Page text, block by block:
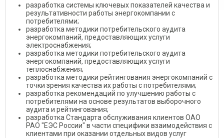
разработка системы ключевых показателей качества и
результативности работы энергокомпании с
потребителями;
разработка методики потребительского аудита
энергокомпаний, предоставляющих услуги
электроснабжения;
разработка методики потребительского аудита
энергокомпаний, предоставляющих услуги
теплоснабжения;
разработка методики рейтингования энергокомпаний с
точки зрения качества их работы с потребителями;
разработка рекомендаций по улучшению работы с
потребителями на основе результатов выборочного
аудита и рейтингования;
разработка Стандарта обслуживания клиентов ОАО
РАО "ЕЭС России" в части специфики взаимодействия с
клиентами при оказании отдельных видов услуг